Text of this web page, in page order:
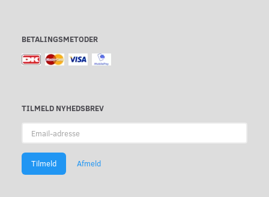
BETALINGSMETODER
TILMELD NYHEDSBREV
adresse
Tilmeld Afmeld